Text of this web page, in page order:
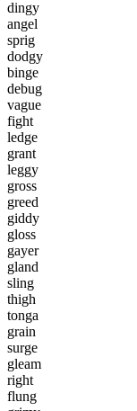
dingy
angel
sprig
dodgy
binge
debug
vague
fight
ledge
grant
leggy
gross
greed
giddy
gloss
gayer
gland
sling
thigh
tonga
grain
surge
gleam
right
flung